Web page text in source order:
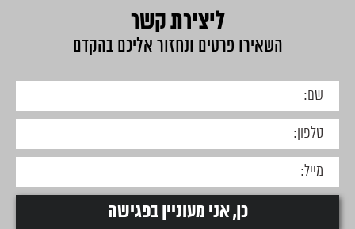
ליצירת קשר
השאירו פרטים ונחזור אליכם בהקדם